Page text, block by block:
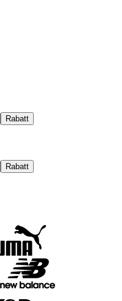
Rabatt
Rabatt